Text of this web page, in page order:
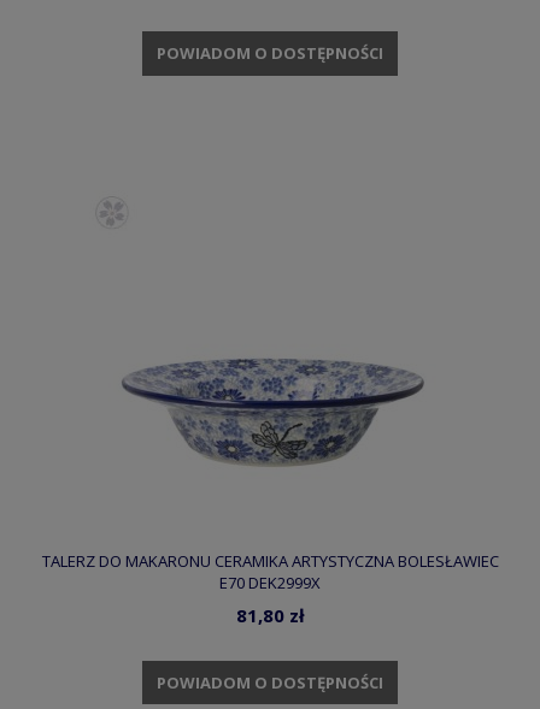
POWIADOM O DOSTĘPNOŚCI
TALERZ DO MAKARONU CERAMIKA ARTYSTYCZNA BOLESŁAWIEC
E70 DEK2999X
81,80 zł
POWIADOM O DOSTĘPNOŚCI